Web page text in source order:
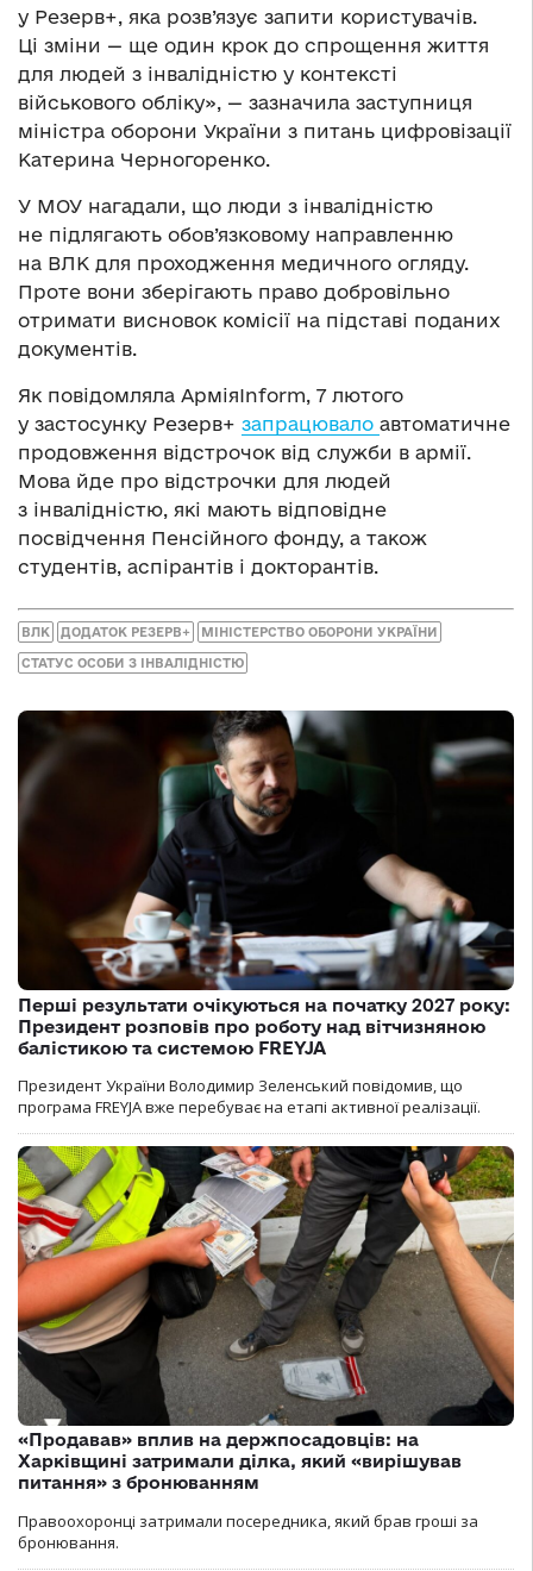
у Резерв+, яка розв’язує запити користувачів.
Ці зміни — ще один крок до спрощення життя
для людей з інвалідністю у контексті
військового обліку», — зазначила заступниця
міністра оборони України з питань цифровізації
Катерина Черногоренко.
У МОУ нагадали, що люди з інвалідністю
не підлягають обов’язковому направленню
на ВЛК для проходження медичного огляду.
Проте вони зберігають право добровільно
отримати висновок комісії на підставі поданих
документів.
Як повідомляла АрміяInform, 7 лютого
у застосунку Резерв+ запрацювало автоматичне
продовження відстрочок від служби в армії.
Мова йде про відстрочки для людей
з інвалідністю, які мають відповідне
посвідчення Пенсійного фонду, а також
студентів, аспірантів і докторантів.
ВЛК ДОДАТОК РЕЗЕРВ+ МІНІСТЕРСТВО ОБОРОНИ УКРАЇНИ
СТАТУС ОСОБИ З ІНВАЛІДНІСТЮ
Перші результати очікуються на початку 2027 року:
Президент розповів про роботу над вітчизняною
балістикою та системою FREYJA
Президент України Володимир Зеленський повідомив, що
програма FREYJA вже перебуває на етапі активної реалізації.
«Продавав» вплив на держпосадовців: на
Харківщині затримали ділка, який «вирішував
питання» з бронюванням
Правоохоронці затримали посередника, який брав гроші за
бронювання.